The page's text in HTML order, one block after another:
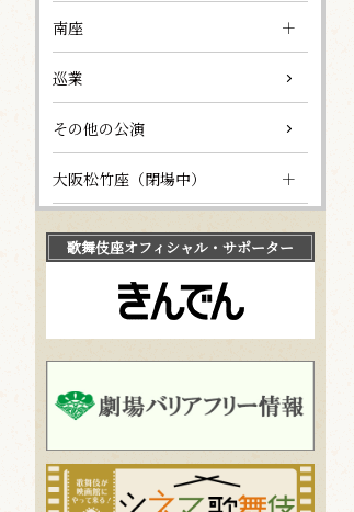
南座
巡業
その他の公演
大阪松竹座（閉場中）
歌舞伎座オフィシャル・サポーター